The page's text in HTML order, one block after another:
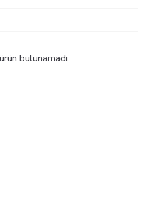
bulunamadı